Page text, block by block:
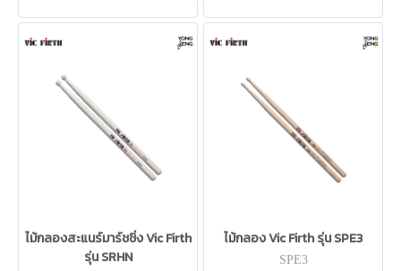
ไม้กลองสะแนร์มาร์ชชิ่ง Vic Firth
รุ่น SRHN
ไม้กลอง Vic Firth รุ่น SPE3
SPE3